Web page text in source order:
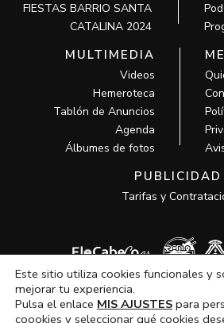
FIESTAS BARRIO SANTA
CATALINA 2024
MULTIMEDIA
Videos
Hemeroteca
Tablón de Anuncios
Agenda
Álbumes de fotos
PUBLICIDAD
Tarifas y
Este sitio utiliza cookies funcionales y
mejorar tu experiencia.
Pulsa el enlace MIS AJUSTES para
coookies y seleccionar qué cookies